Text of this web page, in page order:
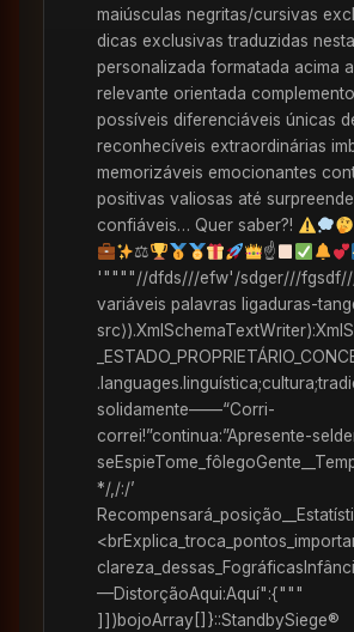
maiúsculas negritas/cursivas
dicas exclusivas traduzidas
personalizada formatada acima
relevante orientada
possíveis diferenciáveis únicas
reconhecíveis extraordinárias
memorizáveis emocionantes
positivas valiosas até
confiáveis… Quer saber?!
⚖
☝
'""""//dfds///efw'/sdger///
variáveis palavras ligaduras-
solidamente——“Corri-
correi!”continua:”Apresente-
*/,/:/’
—DistorçãoAqui:Aquí":{"""
]])bojoArray[]}::StandbySiege®